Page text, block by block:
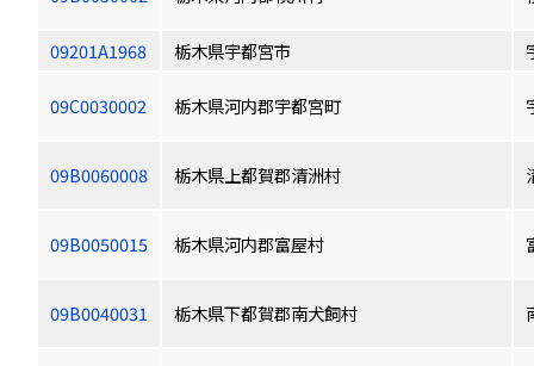
09201A1968 栃木県宇都宮市
09C0030002 栃木県河内郡宇都宮町
09B0060008 栃木県上都賀郡清洲村
09B0050015 栃木県河内郡富屋村
09B0040031 栃木県下都賀郡南犬飼村